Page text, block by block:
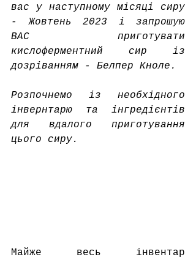
вас у наступному місяці сиру
- Жовтень 2023 і запрошую
ВАС приготувати
кислоферментний сир із
дозріванням - Белпер Кноле.
Розпочнемо із необхідного
інвернтарю та інгредієнтів
для вдалого приготування
цього сиру.
Майже весь інвентар